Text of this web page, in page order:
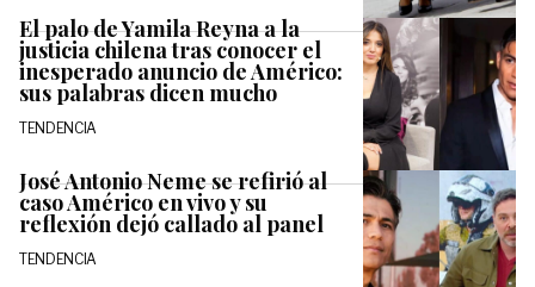
El palo de Yamila Reyna a la
justicia chilena tras conocer el
inesperado anuncio de Américo:
sus palabras dicen mucho
TENDENCIA
José Antonio Neme se refirió al
caso Américo en vivo y su
reflexión dejó callado al panel
TENDENCIA